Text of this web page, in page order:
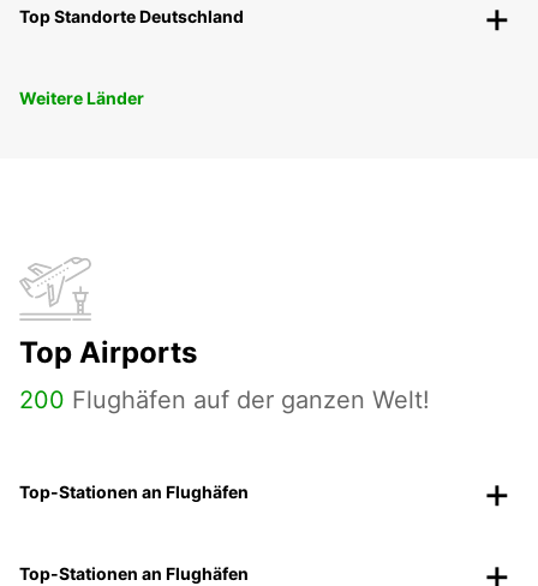
Top Standorte Deutschland
Weitere Länder
Top Airports
200 Flughäfen auf der ganzen Welt!
Top-Stationen an Flughäfen
Top-Stationen an Flughäfen